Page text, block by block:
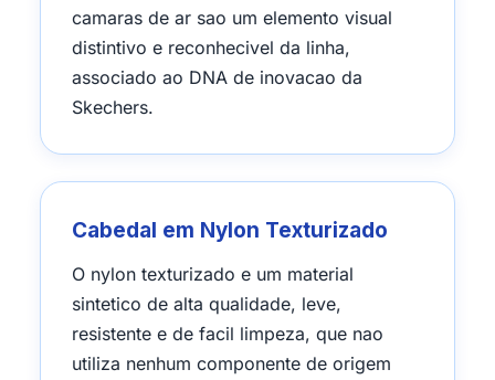
camaras de ar sao um elemento visual
distintivo e reconhecivel da linha,
associado ao DNA de inovacao da
Skechers.
Cabedal em Nylon Texturizado
O nylon texturizado e um material
sintetico de alta qualidade, leve,
resistente e de facil limpeza, que nao
utiliza nenhum componente de origem